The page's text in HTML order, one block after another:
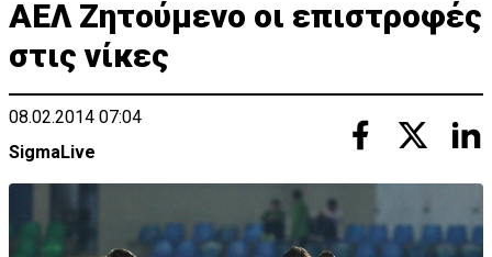
ΑΕΛ Ζητούμενο οι επιστροφές
στις νίκες
08.02.2014 07:04
SigmaLive